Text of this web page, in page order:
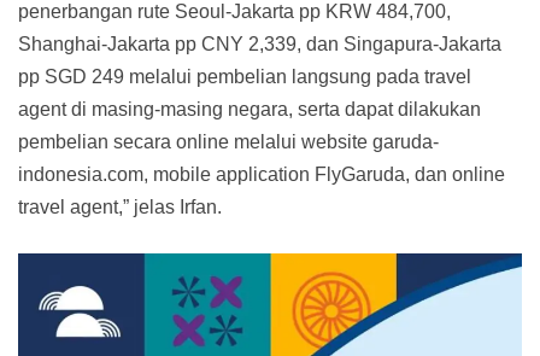
penerbangan rute Seoul-Jakarta pp KRW 484,700,
Shanghai-Jakarta pp CNY 2,339, dan Singapura-Jakarta
pp SGD 249 melalui pembelian langsung pada travel
agent di masing-masing negara, serta dapat dilakukan
pembelian secara online melalui website garuda-
indonesia.com, mobile application FlyGaruda, dan online
travel agent,” jelas Irfan.